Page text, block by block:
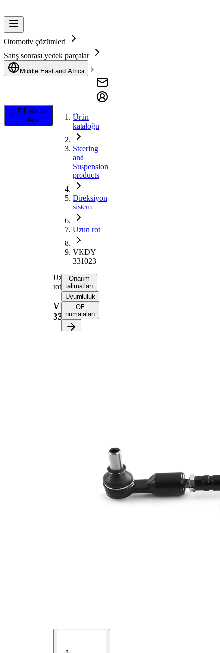
Otomotiv çözümleri
Satış sonrası yedek parçalar
Middle East and Africa
Filtrele ve
Ara
Ürün
kataloğu
Steering
and
Suspension
products
Direksiyon
sistem
Uzun rot
VKDY
331023
Uzun
rot
VKDY
331023
Onarım
talimatları
Uyumluluk
OE
numaraları